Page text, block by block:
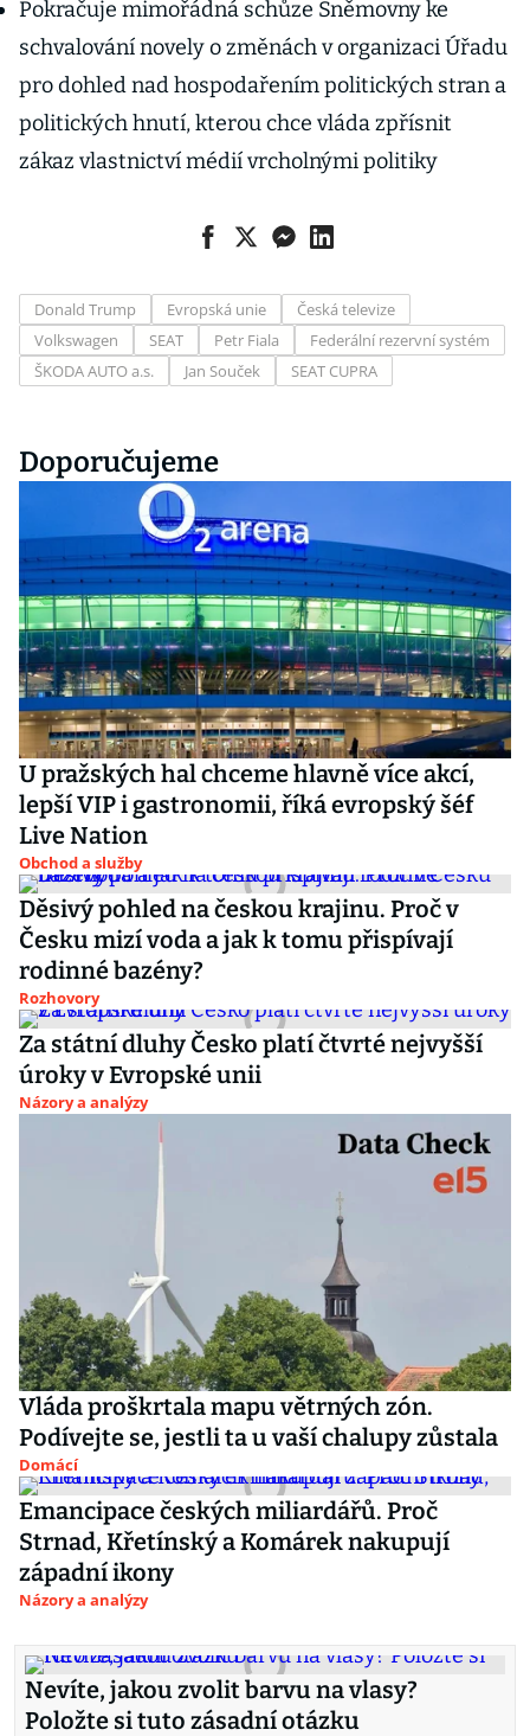
Pokračuje mimořádná schůze Sněmovny ke
schvalování novely o změnách v organizaci Úřadu
pro dohled nad hospodařením politických stran a
politických hnutí, kterou chce vláda zpřísnit
zákaz vlastnictví médií vrcholnými politiky
Donald Trump Evropská unie
Česká televize
Volkswagen
SEAT Petr Fiala
Federální rezervní systém
ŠKODA AUTO a.s.
Jan Souček SEAT CUPRA
Doporučujeme
U pražských hal chceme hlavně více akcí,
lepší VIP i gastronomii, říká evropský šéf
Live Nation
Obchod a služby
Děsivý pohled na českou krajinu. Proč v
Česku mizí voda a jak k tomu přispívají
rodinné bazény?
Rozhovory
Za státní dluhy Česko platí čtvrté nejvyšší
úroky v Evropské unii
Názory a analýzy
Vláda proškrtala mapu větrných zón.
Podívejte se, jestli ta u vaší chalupy zůstala
Domácí
Emancipace českých miliardářů. Proč
Strnad, Křetínský a Komárek nakupují
západní ikony
Názory a analýzy
Nevíte, jakou zvolit barvu na vlasy?
Položte si tuto zásadní otázku